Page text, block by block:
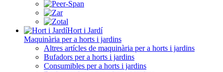
Hort i Jardí
Maquinària per a horts i jardins
Altres artícles de maquinària per a horts i jardins
Bufadors per a horts i jardins
Consumibles per a horts i jardins